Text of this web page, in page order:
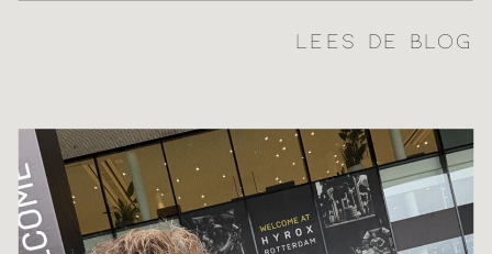
LEES DE BLOG